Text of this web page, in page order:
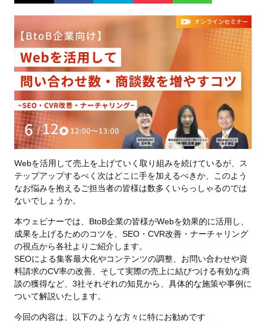
ックマー
ク
Webを活用して売上を上げていく取り組みを続けているが、ス
テップアップするべく次はどこに手を加えるべきか、このよう
なお悩みを抱えるご担当者の皆様は数多くいらっしゃるのでは
ないでしょうか。
本ウェビナーでは、BtoB企業の皆様がWebを効果的に活用し、
成果を上げるためのコツを、SEO・CVR改善・ナーチャリング
の視点から各社よりご紹介します。
SEOによる集客最大化やコンテンツの調整、お問い合わせや資
料請求のCV率の改善、そして実際の売上に結びつける有効な商
談の獲得など、3社それぞれの知見から、具体的な施策や事例に
ついて解説いたします。
今回の内容は、以下のような方々に特にお勧めです